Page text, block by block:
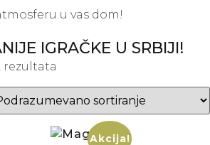
u vas dom!
IGRAČKE U SRBIJI!
rezultata
Akcija!